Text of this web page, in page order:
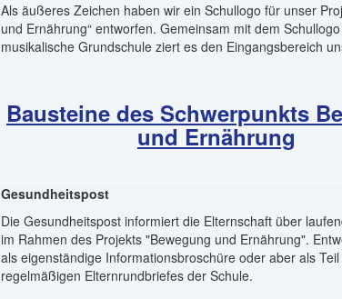
Als äußeres Zeichen haben wir ein Schullogo für unser
und Ernährung“ entworfen. Gemeinsam mit dem
musikalische Grundschule ziert es den Eingangsbereich
Bausteine des Schwerpunkts
und Ernährung
Gesundheitspost
Die Gesundheitspost informiert die Elternschaft über
im Rahmen des Projekts "Bewegung und Ernährung".
als eigenständige Informationsbroschüre oder aber als
regelmäßigen Elternrundbriefes der Schule.